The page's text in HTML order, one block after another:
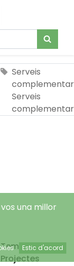
Serveis
Serveis
Temps Lliure
Projectes
una millor
Estic d'acord